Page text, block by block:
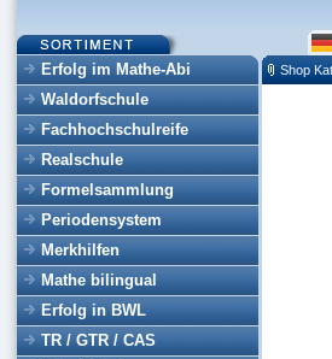
Erfolg im Mathe-Abi
Waldorfschule
Fachhochschulreife
Realschule
Formelsammlung
Periodensystem
Merkhilfen
Mathe bilingual
Erfolg in BWL
TR / GTR / CAS
Shop